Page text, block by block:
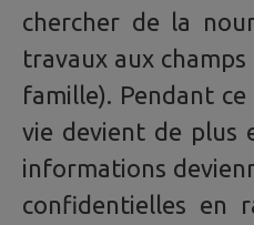
chercher de la
travaux aux
famille). Pendant
vie devient de plus
informations
confidentielles en